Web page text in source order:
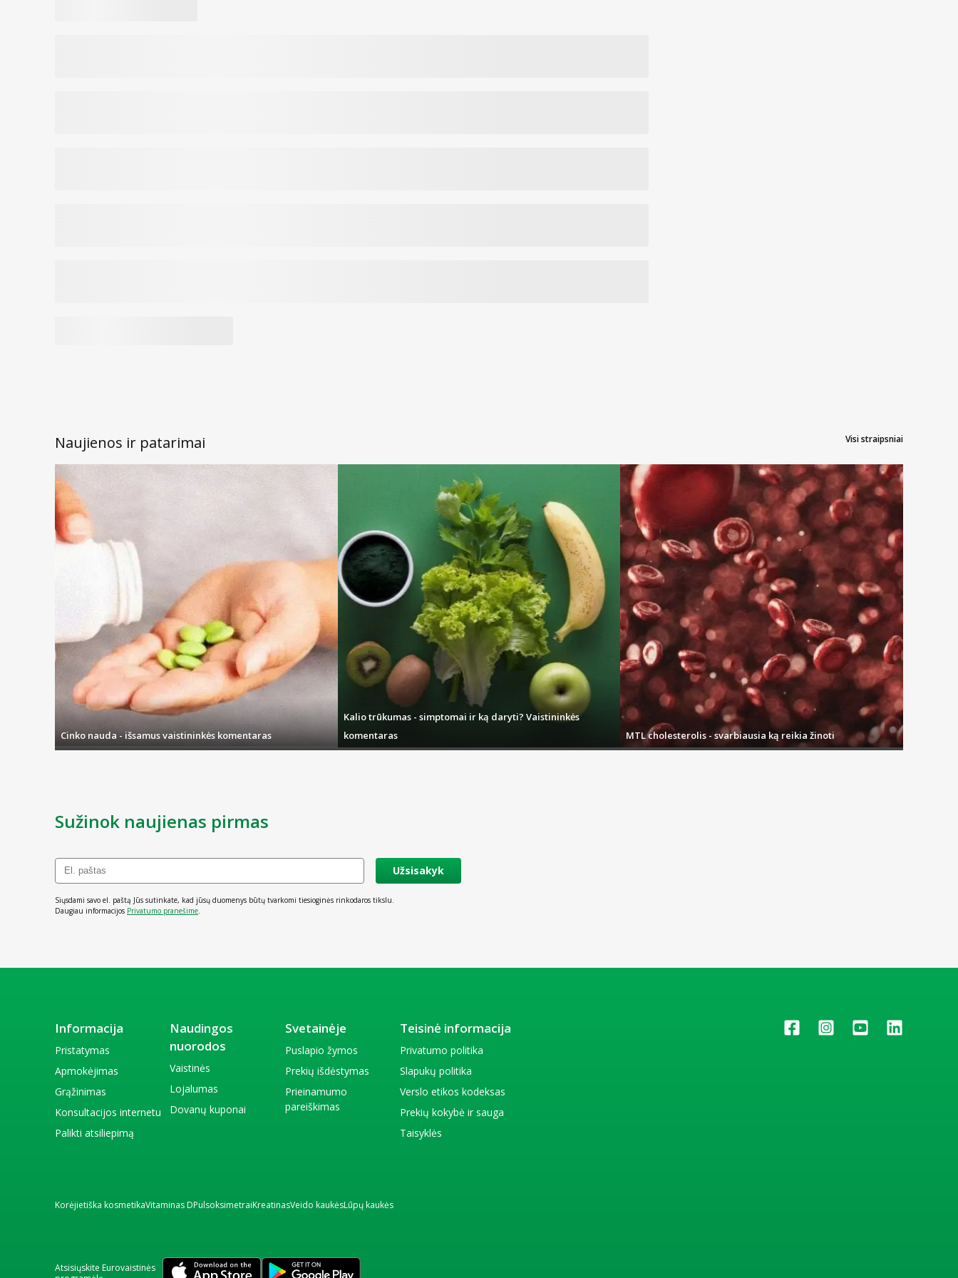
Naujienos ir patarimai Visi straipsniai
Cinko nauda - išsamus vaistininkės komentaras
Kalio trūkumas - simptomai ir ką daryti? Vaistininkės
komentaras
MTL cholesterolis - svarbiausia ką reikia žinoti
Sužinok naujienas pirmas
Užsisakyk
Siųsdami savo el. paštą Jūs sutinkate, kad jūsų duomenys būtų tvarkomi tiesioginės rinkodaros tikslu.
Daugiau informacijos Privatumo pranešime
Informacija
Pristatymas
Apmokėjimas
Grąžinimas
Konsultacijos internetu
Palikti atsiliepimą
Naudingos
nuorodos
Vaistinės
Lojalumas
Dovanų kuponai
Svetainėje
Puslapio žymos
Prekių išdėstymas
Prieinamumo
pareiškimas
Teisinė informacija
Privatumo politika
Slapukų politika
Verslo etikos kodeksas
Prekių kokybė ir sauga
Taisyklės
Korėjietiška kosmetikaVitaminas DPulsoksimetraiKreatinasVeido kaukėsLūpų kaukės
Atsisiųskite Eurovaistinės